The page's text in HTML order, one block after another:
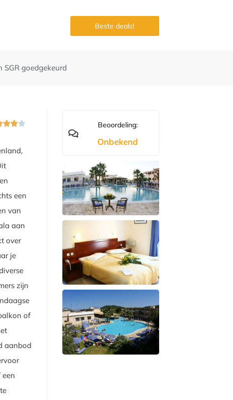
Beste deals!
SGR goedgekeurd

een
van
aan
over
je
zijn
of
aanbod
Beoordeling:
Onbekend